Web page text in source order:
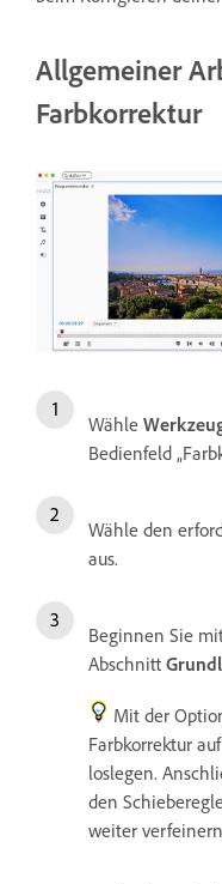
Allgemeiner
Farbkorrektur
Wähle
Bedienfeld
Wähle den
aus.
Beginnen Sie
Abschnitt
Mit der
Farbkorrektur
loslegen.
den
weiter